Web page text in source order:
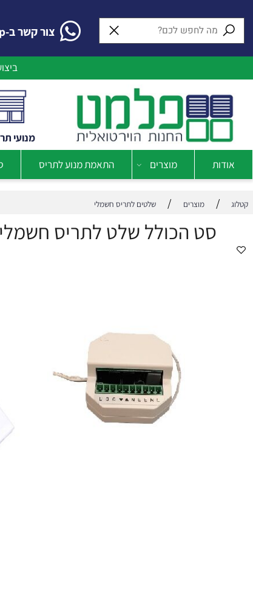
צור קשר ב-WhatsApp
ביצוע
תריסים
התאמת מנוע לתריס
מוצרים / שלטים לתריס חשמלי
סט הכולל שלט לתריס חשמלי